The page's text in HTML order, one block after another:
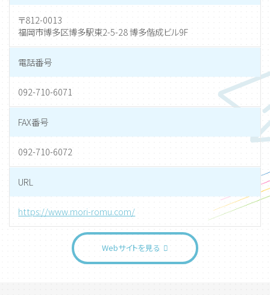
〒812-0013
福岡市博多区博多駅東2-5-28 博多偕成ビル9F
電話番号
092-710-6071
FAX番号
092-710-6072
URL
https://www.mori-romu.com/
Webサイトを見る